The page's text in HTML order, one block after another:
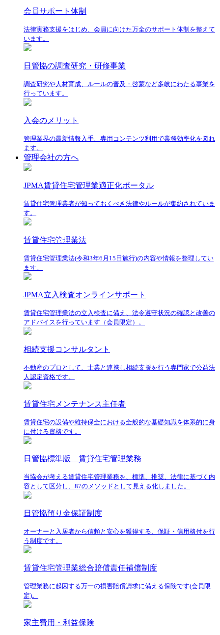
会員サポート体制
法律実務支援をはじめ、会員に向けた万全のサポート体制を整えて
います。
日管協の調査研究・研修事業
調査研究や人材育成、ルールの普及・啓蒙など多岐にわたる事業を
行っています。
入会のメリット
管理業界の最新情報入手、専用コンテンツ利用で業務効率化を図れ
ます。
管理会社の方へ
JPMA賃貸住宅管理業適正化ポータル
賃貸住宅管理業者が知っておくべき法律やルールが集約されていま
す。
賃貸住宅管理業法
賃貸住宅管理業法(令和3年6月15日施行)の内容や情報を整理してい
ます。
JPMA立入検査オンラインサポート
賃貸住宅管理業法の立入検査に備え、法令遵守状況の確認と改善の
アドバイスを行っています（会員限定）。
相続支援コンサルタント
不動産のプロとして、士業と連携し相続支援を行う専門家で公益法
人認定資格です。
賃貸住宅メンテナンス主任者
賃貸住宅の設備や維持保全における全般的な基礎知識を体系的に身
に付ける資格です。
日管協標準版 賃貸住宅管理業務
当協会が考える賃貸住宅管理業務を、標準、推奨、法律に基づく内
容として区分し、87のメソッドとして見える化しました。
日管協預り金保証制度
オーナーと入居者から信頼と安心を獲得する、保証・信用格付を行
う制度です。
賃貸住宅管理業総合賠償責任補償制度
管理業務に起因する万一の損害賠償請求に備える保険です(会員限
定)。
家主費用・利益保険